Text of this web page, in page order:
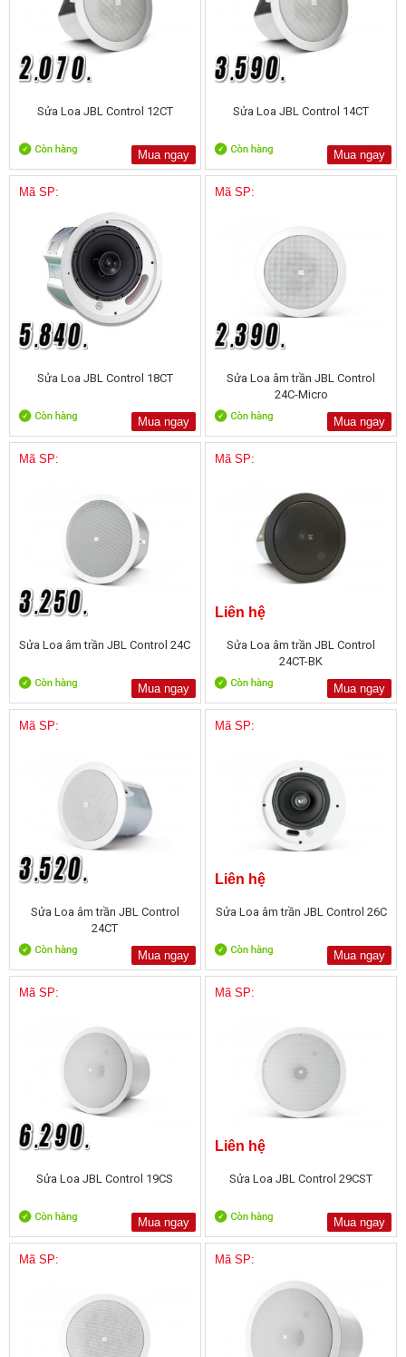
Sửa Loa JBL Control 12CT
Mua ngay
Sửa Loa JBL Control 14CT
Mua ngay
Mã SP:
Sửa Loa JBL Control 18CT
Mua ngay
Mã SP:
Sửa Loa âm trần JBL Control
24C-Micro
Mua ngay
Mã SP:
Sửa Loa âm trần JBL Control 24C
Mua ngay
Mã SP:
Liên hệ
Sửa Loa âm trần JBL Control
24CT-BK
Mua ngay
Mã SP:
Sửa Loa âm trần JBL Control
24CT
Mua ngay
Mã SP:
Liên hệ
Sửa Loa âm trần JBL Control 26C
Mua ngay
Mã SP:
Sửa Loa JBL Control 19CS
Mua ngay
Mã SP:
Liên hệ
Sửa Loa JBL Control 29CST
Mua ngay
Mã SP: Mã SP: